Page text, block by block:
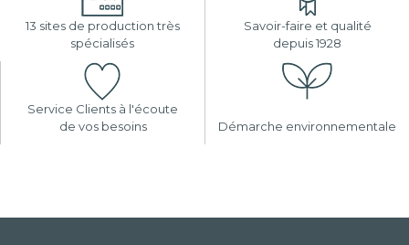
13 sites de production très
spécialisés
Savoir-faire et qualité
depuis 1928
Service Clients à l'écoute
de vos besoins
Démarche environnementale